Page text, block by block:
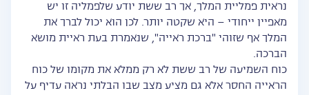
נראית פמליית המלך, אך רב ששת יודע שלפמליה זו יש
מאפיין ייחודי – היא שקטה יותר. לכן הוא יכול לברך את
המלך אף שזוהי "ברכת ראייה", שנאמרת בעת ראיית מושא
הברכה.
כוח השמיעה של רב ששת לא רק ממלא את מקומו של כוח
הראייה החסר אלא גם מציע מצב שבו הבלתי נראה עדיף על